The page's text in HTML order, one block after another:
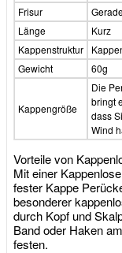
Frisur
Länge
Kurz
Kappenstruktur
Gewicht
60g
Kappengröße
Die
bringt
dass
Wind
Vorteile von
Mit einer
fester Kappe
besonderer
durch Kopf und
Band oder Haken
festen.